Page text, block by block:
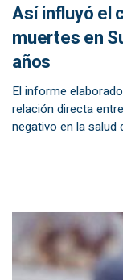
Así influyó el
muertes en
años
El informe
relación directa
negativo en la salud